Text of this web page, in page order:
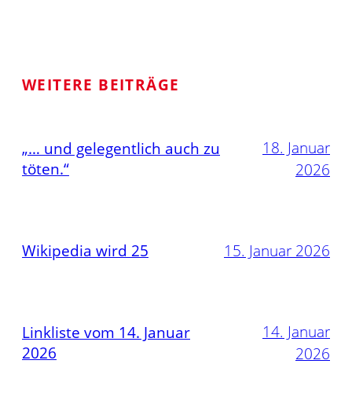
WEITERE BEITRÄGE
„… und gelegentlich auch zu
töten.“
18. Januar
2026
Wikipedia wird 25 15. Januar 2026
Linkliste vom 14. Januar
2026
14. Januar
2026